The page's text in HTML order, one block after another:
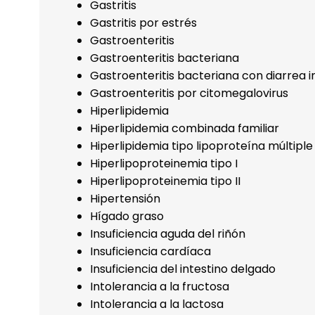
Gastritis
Gastritis por estrés
Gastroenteritis
Gastroenteritis bacteriana
Gastroenteritis bacteriana con diarrea
Gastroenteritis por citomegalovirus
Hiperlipidemia
Hiperlipidemia combinada familiar
Hiperlipidemia tipo lipoproteína múltiple
Hiperlipoproteinemia tipo I
Hiperlipoproteinemia tipo II
Hipertensión
Hígado graso
Insuficiencia aguda del riñón
Insuficiencia cardíaca
Insuficiencia del intestino delgado
Intolerancia a la fructosa
Intolerancia a la lactosa